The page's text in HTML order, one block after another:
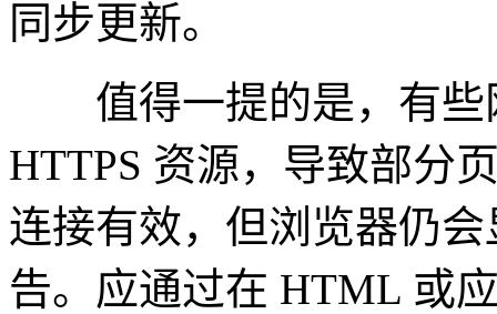
同步更新。
值得一提的是，有些
HTTPS 资源，导致部分
连接有效，但浏览器仍
告。应通过在 HTML 或